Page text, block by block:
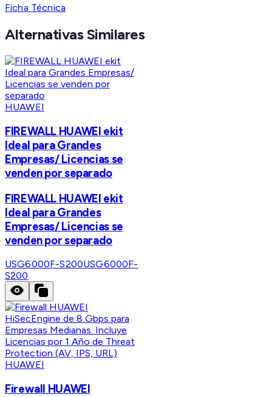
Ficha Técnica
Alternativas Similares
HUAWEI
FIREWALL HUAWEI ekit
Ideal para Grandes
Empresas/ Licencias se
venden por separado
FIREWALL HUAWEI ekit
Ideal para Grandes
Empresas/ Licencias se
venden por separado
USG6000F-S200USG6000F-
S200
HUAWEI
Firewall HUAWEI